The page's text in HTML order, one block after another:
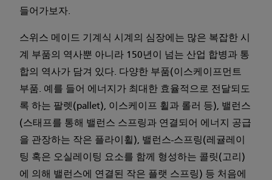
들어가보자.
스위스 메이드 기계식 시계의 심장에는 많은 복잡한 시
계 부품의 역사뿐 아니라 150년이 넘는 산업 합병과 통
합의 역사가 담겨 있다. 다양한 부품(이스케이프먼트
부품. 예를 들어 에너지가 최대한 효율적으로 전달되도
록 하는 팔렛(pallet), 이스케이프 휠과 롤러 등), 밸런스
(스태프를 통해 밸런스 스프링과 연결되어 에너지 공급
을 관장하는 작은 플라이휠), 밸런스-스프링(레귤레이
팅 혹은 오실레이팅 요소를 함께 형성하는 콜릿(고리)
에 의해 밸런스에 연결된 작은 플랫 스프링) 등 처음에